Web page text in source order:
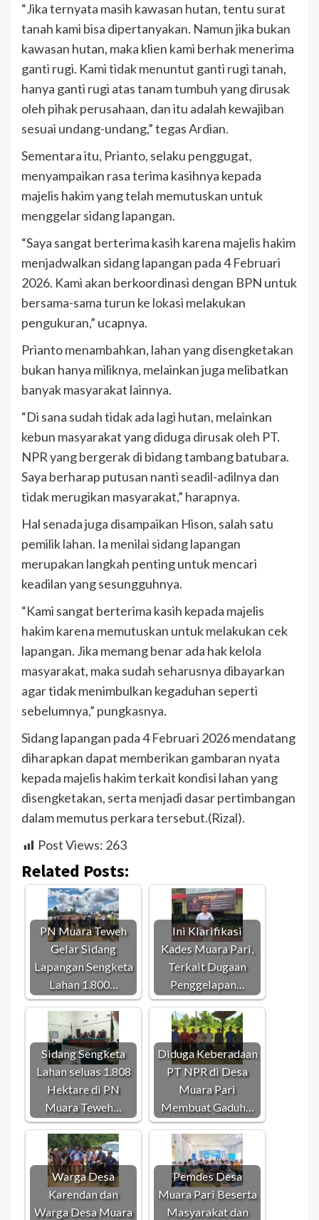
“Jika ternyata masih kawasan hutan, tentu surat
tanah kami bisa dipertanyakan. Namun jika bukan
kawasan hutan, maka klien kami berhak menerima
ganti rugi. Kami tidak menuntut ganti rugi tanah,
hanya ganti rugi atas tanam tumbuh yang dirusak
oleh pihak perusahaan, dan itu adalah kewajiban
sesuai undang-undang,” tegas Ardian.
Sementara itu, Prianto, selaku penggugat,
menyampaikan rasa terima kasihnya kepada
majelis hakim yang telah memutuskan untuk
menggelar sidang lapangan.
“Saya sangat berterima kasih karena majelis hakim
menjadwalkan sidang lapangan pada 4 Februari
2026. Kami akan berkoordinasi dengan BPN untuk
bersama-sama turun ke lokasi melakukan
pengukuran,” ucapnya.
Prianto menambahkan, lahan yang disengketakan
bukan hanya miliknya, melainkan juga melibatkan
banyak masyarakat lainnya.
“Di sana sudah tidak ada lagi hutan, melainkan
kebun masyarakat yang diduga dirusak oleh PT.
NPR yang bergerak di bidang tambang batubara.
Saya berharap putusan nanti seadil-adilnya dan
tidak merugikan masyarakat,” harapnya.
Hal senada juga disampaikan Hison, salah satu
pemilik lahan. Ia menilai sidang lapangan
merupakan langkah penting untuk mencari
keadilan yang sesungguhnya.
“Kami sangat berterima kasih kepada majelis
hakim karena memutuskan untuk melakukan cek
lapangan. Jika memang benar ada hak kelola
masyarakat, maka sudah seharusnya dibayarkan
agar tidak menimbulkan kegaduhan seperti
sebelumnya,” pungkasnya.
Sidang lapangan pada 4 Februari 2026 mendatang
diharapkan dapat memberikan gambaran nyata
kepada majelis hakim terkait kondisi lahan yang
disengketakan, serta menjadi dasar pertimbangan
dalam memutus perkara tersebut.(Rizal).
Post Views: 263
Related Posts:
PN Muara Teweh
Gelar Sidang
Lapangan Sengketa
Lahan 1.800…
Ini Klarifikasi
Kades Muara Pari,
Terkait Dugaan
Penggelapan…
Sidang Sengketa
Lahan seluas 1.808
Hektare di PN
Muara Teweh…
Diduga Keberadaan
PT NPR di Desa
Muara Pari
Membuat Gaduh…
Warga Desa
Karendan dan
Warga Desa Muara
Pemdes Desa
Muara Pari Beserta
Masyarakat dan